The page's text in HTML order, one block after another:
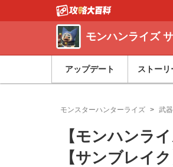
モンハンライズ
アップデート ストーリ
モンスターハンターライズ 武器
【モンハンラ
【サンブレイク